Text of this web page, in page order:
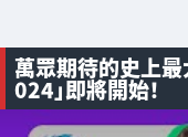
萬眾期待的史上最
024」即將開始！